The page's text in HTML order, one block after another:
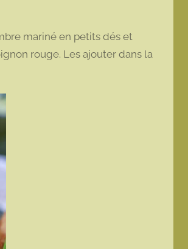
mariné en petits dés et
rouge. Les ajouter dans la